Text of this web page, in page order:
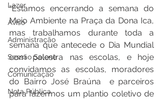
Lazer
Aviso
Administração
Sessão Solene
Comunicação
Nota Pública
“Estamos encerrando a semana do
Meio Ambiente na Praça da Dona Ica,
mas trabalhamos durante toda a
semana que antecede o Dia Mundial
com palestra nas escolas, e hoje
convidamos as escolas, moradores
do Bairro José Braúna  e parceiros
para fazermos um plantio coletivo de